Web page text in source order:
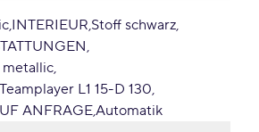
INTERIEUR Stoff schwarz
metallic
L1 15-D 130
ANFRAGEAutomatik